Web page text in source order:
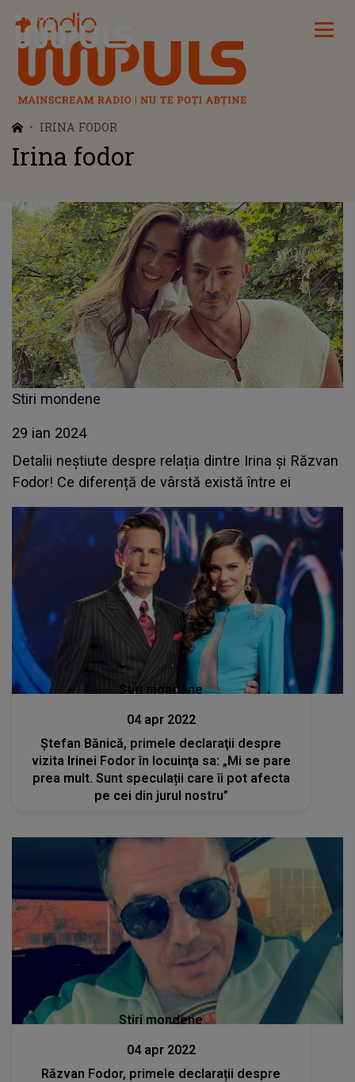
Radio Impuls
IRINA FODOR
Irina fodor
Stiri mondene
29 ian 2024
Detalii neștiute despre relația dintre Irina și Răzvan
Fodor! Ce diferență de vârstă există între ei
Stiri mondene
04 apr 2022
Ștefan Bănică, primele declaraţii despre
vizita Irinei Fodor în locuinţa sa: „Mi se pare
prea mult. Sunt speculații care îi pot afecta
pe cei din jurul nostru”
Stiri mondene
04 apr 2022
Răzvan Fodor, primele declarații despre